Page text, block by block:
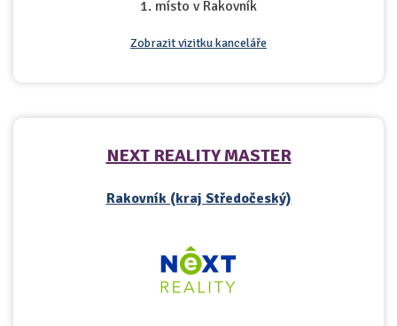
1. místo v Rakovník
Zobrazit vizitku kanceláře
NEXT REALITY MASTER
Rakovník (kraj Středočeský)